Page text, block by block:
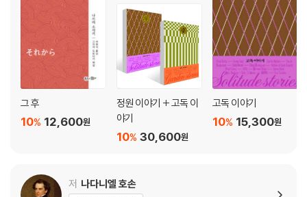
반려, 우린 모두 누군가의 첫사랑이었다
윌리엄 포크너 l 그의 이름은 피트였다
데라다 도라히코 l 새끼 고양이
카렐 차페크 l 민다, 혹은 개를 키운다는 것
버지니아 울프 l 충실한 친구에 관하여
찰스 디킨스 l 두 큰까마귀
베아트릭스 포터 l 산토끼 길들이기
작가 소개
원문 출처
그 후
12,600원
10%
정원 이야기 + 고독 이
야기
30,600원
10%
고독 이야기
15,300원
10%
저 나다니엘 호손